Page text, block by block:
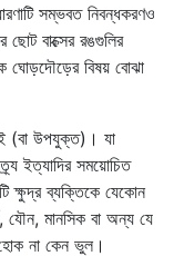
সম্ভবত নিবন্ধকরণও
বাক্সের রঙগুলির
বিষয় বোঝা
(বা উপযুক্ত)। যা
ইত্যাদির সময়োচিত
ক্ষুদ্র ব্যক্তিকে যেকোন
যৌন, মানসিক বা অন্য যে
না কেন ভুল।